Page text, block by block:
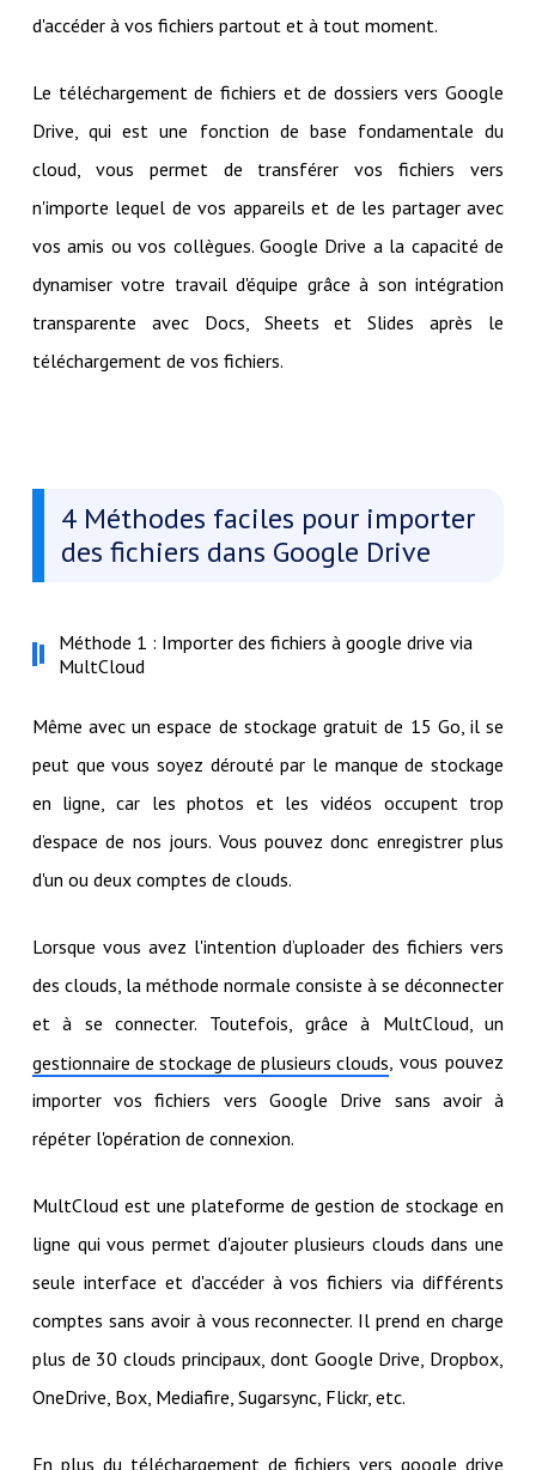
d'accéder à vos fichiers partout et à tout moment.
Le téléchargement de fichiers et de dossiers vers Google
Drive, qui est une fonction de base fondamentale du
cloud, vous permet de transférer vos fichiers vers
n'importe lequel de vos appareils et de les partager avec
vos amis ou vos collègues. Google Drive a la capacité de
dynamiser votre travail d'équipe grâce à son intégration
transparente avec Docs, Sheets et Slides après le
téléchargement de vos fichiers.
4 Méthodes faciles pour importer
des fichiers dans Google Drive
Méthode 1 : Importer des fichiers à google drive via
MultCloud
Même avec un espace de stockage gratuit de 15 Go, il se
peut que vous soyez dérouté par le manque de stockage
en ligne, car les photos et les vidéos occupent trop
d’espace de nos jours. Vous pouvez donc enregistrer plus
d'un ou deux comptes de clouds.
Lorsque vous avez l'intention d’uploader des fichiers vers
des clouds, la méthode normale consiste à se déconnecter
et à se connecter. Toutefois, grâce à MultCloud, un
gestionnaire de stockage de plusieurs clouds , vous pouvez
importer vos fichiers vers Google Drive sans avoir à
répéter l'opération de connexion.
MultCloud est une plateforme de gestion de stockage en
ligne qui vous permet d'ajouter plusieurs clouds dans une
seule interface et d'accéder à vos fichiers via différents
comptes sans avoir à vous reconnecter. Il prend en charge
plus de 30 clouds principaux, dont Google Drive, Dropbox,
OneDrive, Box, Mediafire, Sugarsync, Flickr, etc.
En plus du téléchargement de fichiers vers google drive